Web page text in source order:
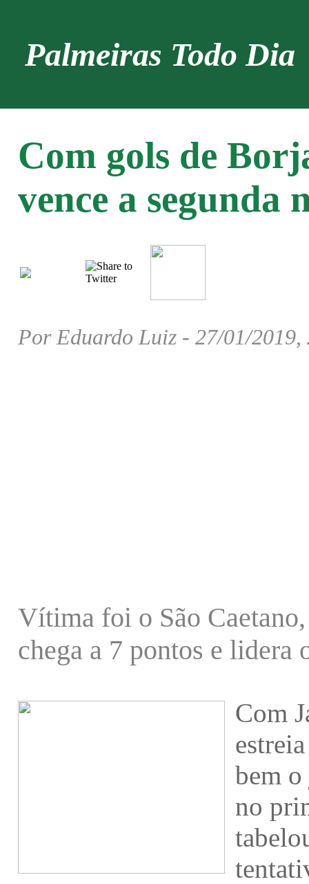
Palmeiras Todo Dia
Com gols de
vence a segunda
Por Eduardo Luiz - 27/01/2019,
Vítima foi o São
chega a 7 pontos e lidera
Com
bem
no